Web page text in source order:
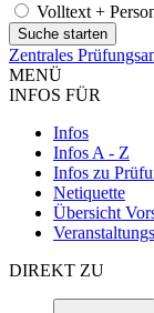
Volltext +
Zentrales
MENÜ
INFOS FÜR
Infos
Infos A - Z
Infos zu
Netiquette
Übersicht
DIREKT ZU